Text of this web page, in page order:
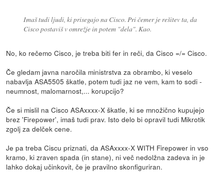
Imaš tudi ljudi, ki prisegajo na Cisco. Pri čemer je rešitev ta, da
Cisco postaviš v omrežje in potem "dela". Kao.
No, ko rečemo Cisco, je treba biti fer in reči, da Cisco =/= Cisco.
Če gledam javna naročila ministrstva za obrambo, ki veselo
nabavlja ASA5505 škatle, potem tudi jaz ne vem, kam to sodi -
neumnost, malomarnost,... korupcijo?
Če si mislil na Cisco ASAxxxx-X škatle, ki se množično kupujejo
brez 'Firepower', imaš tudi prav. Isto delo bi opravil tudi Mikrotik
zgolj za delček cene.
Je pa treba Ciscu priznati, da ASAxxxx-X WITH Firepower in vso
kramo, ki zraven spada (in stane), ni več nedolžna zadeva in je
lahko dokaj učinkovit, če je pravilno skonfiguriran.